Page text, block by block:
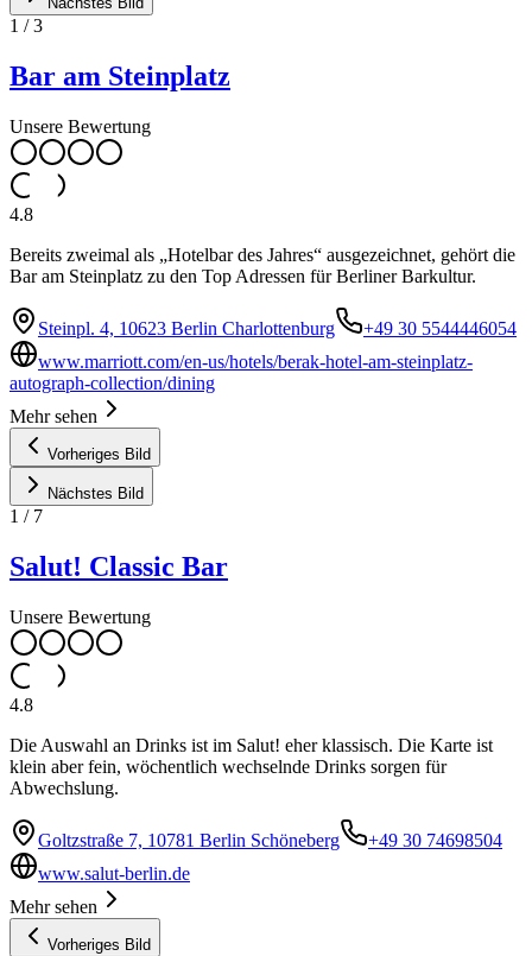
1 /3
Bar am Steinplatz
Unsere Bewertung
4.8
Bereits zweimal als „Hotelbar des Jahres“ ausgezeichnet, gehört die
Bar am Steinplatz zu den Top Adressen für Berliner Barkultur.
Steinpl. 4, 10623 Berlin Charlottenburg
+49 30 5544446054
www.marriott.com/en-us/hotels/berak-hotel-am-steinplatz-
autograph-collection/dining
Mehr sehen
Vorheriges Bild
Nächstes Bild
1 / 7
Salut! Classic Bar
Unsere Bewertung
4.8
Die Auswahl an Drinks ist im Salut! eher klassisch. Die Karte ist
klein aber fein, wöchentlich wechselnde Drinks sorgen für
Abwechslung.
Goltzstraße 7, 10781 Berlin Schöneberg
+49 30 74698504
www.salut-berlin.de
Mehr sehen
Vorheriges Bild